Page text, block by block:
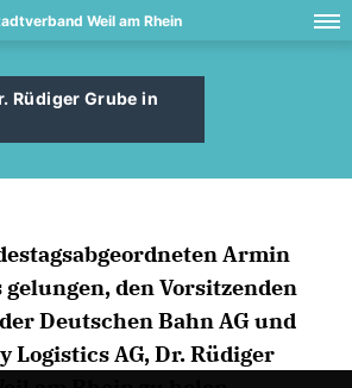
Weil am Rhein
Rüdiger Grube in
Armin
gelungen, den Vorsitzenden
Deutschen Bahn AG und
Logistics AG, Dr. Rüdiger